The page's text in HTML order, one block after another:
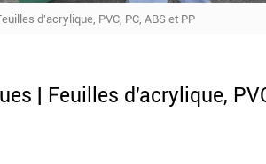
d'acrylique, PVC, PC, ABS et PP
| Feuilles d'acrylique,